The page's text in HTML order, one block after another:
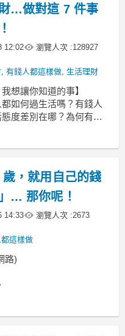
。
財…做對這 7 件事
12:02 瀏覽人次 :128927
, 有錢人都這樣做, 生活理財
我想讓你知道的事】
如何過生活嗎？有錢人
度差別在哪？為何有錢
？你可能會自我安慰地
錢人的距離就會越來越
，就用自己的錢
… 那你呢！
14:33 瀏覽人次 :2673
這樣做
路)
市場上
的封號，